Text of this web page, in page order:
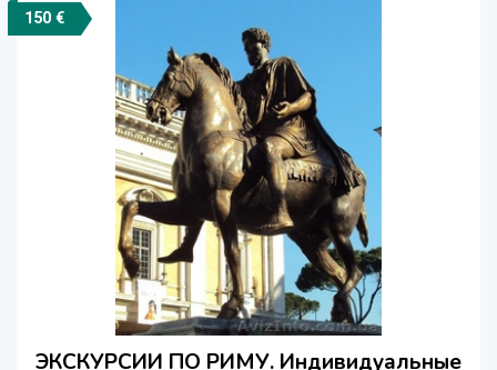
150 €
ЭКСКУРСИИ ПО РИМУ. Индивидуальные